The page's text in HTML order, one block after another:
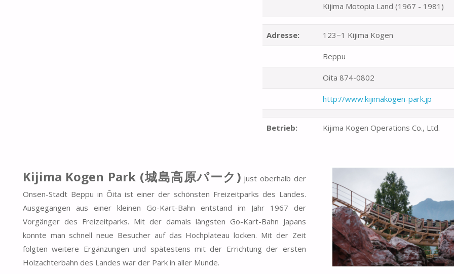
Kijima Motopia Land (1967 - 1981)
Adresse: 123−1 Kijima Kogen
Beppu
Oita 874-0802
http://www.kijimakogen-park.jp
Betrieb: Kijima Kogen Operations Co., Ltd.
Kijima Kogen Park (城島高原パーク) just oberhalb der
Onsen-Stadt Beppu in Ōita ist einer der schönsten Freizeitparks des Landes.
Ausgegangen aus einer kleinen Go-Kart-Bahn entstand im Jahr 1967 der
Vorgänger des Freizeitparks. Mit der damals längsten Go-Kart-Bahn Japans
konnte man schnell neue Besucher auf das Hochplateau locken. Mit der Zeit
folgten weitere Ergänzungen und spätestens mit der Errichtung der ersten
Holzachterbahn des Landes war der Park in aller Munde.